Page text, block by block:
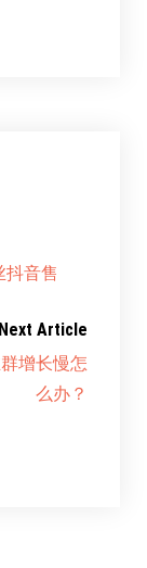
抖音售
Next Article
增长慢怎
么办？